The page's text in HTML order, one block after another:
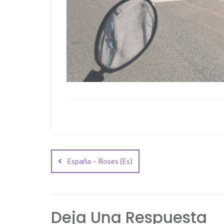
Navegación
deEspaña – Roses (Es)
Deja Una Respuesta